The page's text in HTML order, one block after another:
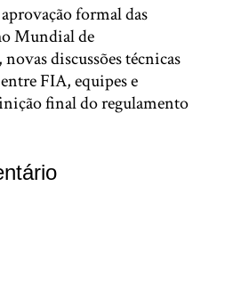
formal das
Mundial de
discussões técnicas
FIA, equipes e
final do regulamento